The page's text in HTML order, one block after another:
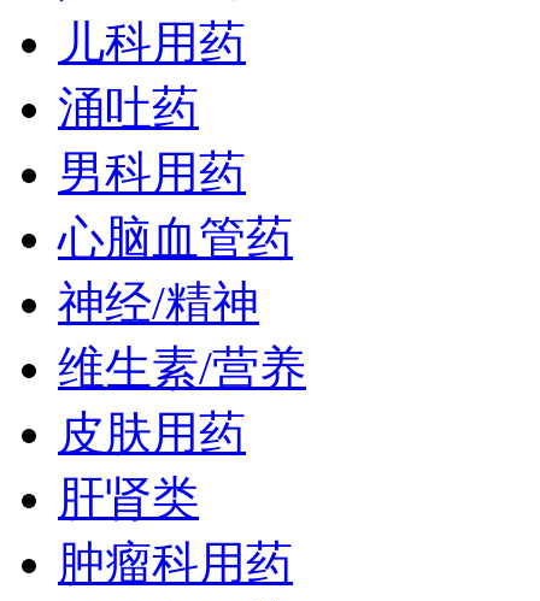
儿科用药
涌吐药
男科用药
心脑血管药
神经/精神
维生素/营养
皮肤用药
肝肾类
肿瘤科用药